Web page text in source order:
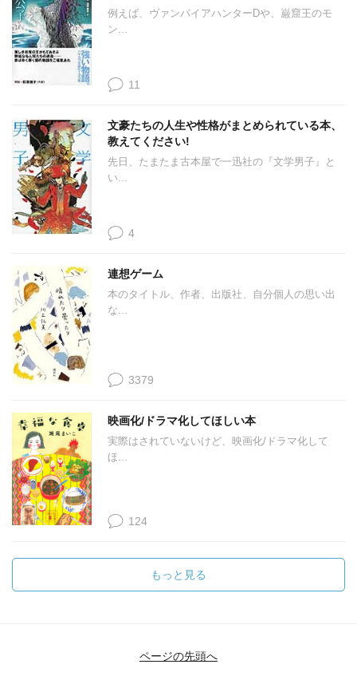
例えば、ヴァンパイアハンターDや、巌窟王のモ
ン...
11
文豪たちの人生や性格がまとめられている本、
教えてください!
先日、たまたま古本屋で一迅社の『文学男子』と
い...
4
連想ゲーム
本のタイトル、作者、出版社、自分個人の思い出
な...
3379
映画化/ドラマ化してほしい本
実際はされていないけど、映画化/ドラマ化して
ほ...
124
もっと見る
ページの先頭へ